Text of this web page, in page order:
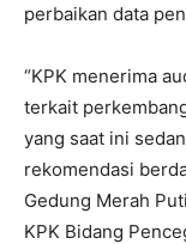
perbaikan data
“KPK menerima
terkait
yang saat ini
rekomendasi
Gedung Merah
KPK Bidang